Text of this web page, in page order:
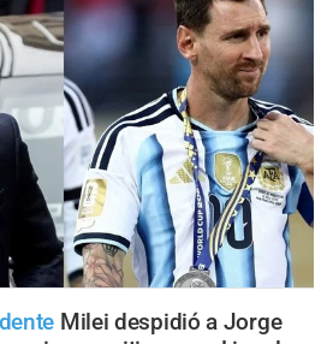
Milei despidió a Jorge